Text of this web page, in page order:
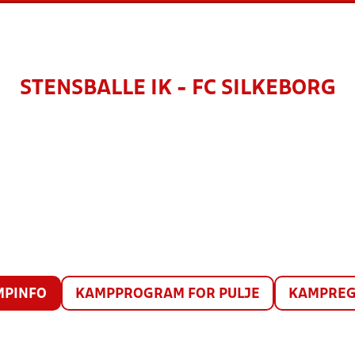
STENSBALLE IK - FC SILKEBORG
KAMPPROGRAM FOR PULJE